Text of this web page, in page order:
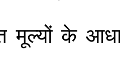
मूल्यों के